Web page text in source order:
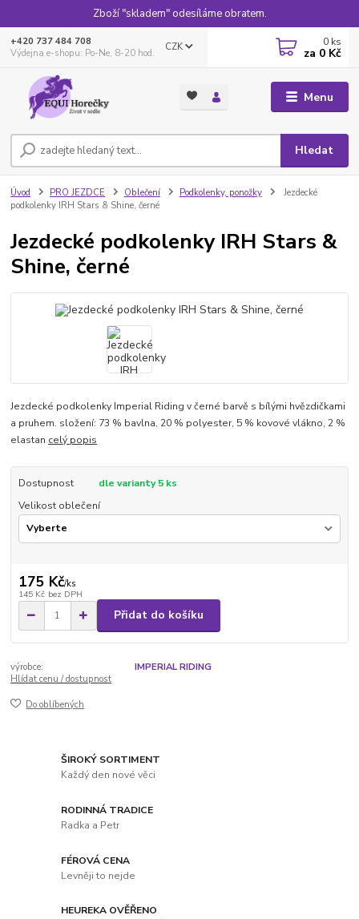
Zboží "skladem" odesíláme obratem.
Menu
CZK
Hledat
+420 737 484 708
Výdejna e-shopu: Po-Ne, 8-20 hod.
0 ks
za 0 Kč
Úvod PRO JEZDCE Oblečení Podkolenky, ponožky
Jezdecké
podkolenky IRH Stars & Shine, černé
Jezdecké podkolenky IRH Stars &
Shine, černé
Jezdecké podkolenky Imperial Riding v černé barvě s bílými hvězdičkami
a pruhem. složení: 73 % bavlna, 20 % polyester, 5 % kovové vlákno, 2 %
elastan celý popis
Dostupnost
dle varianty 5 ks
Velikost oblečení
175 Kč/ks
145 Kč bez DPH
Přidat do košíku
výrobce:
IMPERIAL RIDING
Hlídat cenu / dostupnost
Do oblíbených
ŠIROKÝ SORTIMENT
Každý den nové věci
RODINNÁ TRADICE
Radka a Petr
FÉROVÁ CENA
Levněji to nejde
HEUREKA OVĚŘENO